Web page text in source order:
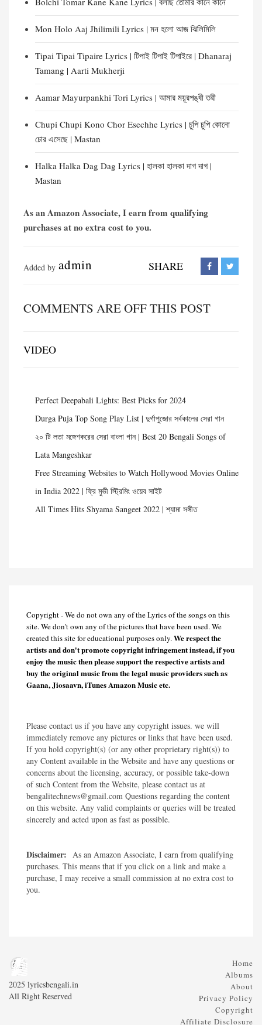
Mon Holo Aaj Jhilimili Lyrics | মন হলো আজ ঝিলিমিলি
Tipai Tipai Tipaire Lyrics | টিপাই টিপাই টিপাইরে | Dhanaraj
Tamang | Aarti Mukherji
Aamar Mayurpankhi Tori Lyrics | আমার ময়ূরপঙ্খী তরী
Chupi Chupi Kono Chor Esechhe Lyrics | চুপি চুপি কোনো
চোর এসেছে | Mastan
Halka Halka Dag Dag Lyrics | হালকা হালকা দাগ দাগ |
Mastan
As an Amazon Associate, I earn from qualifying
purchases at no extra cost to you.
Added by admin SHARE
COMMENTS ARE OFF THIS POST
VIDEO
Perfect Deepabali Lights: Best Picks for 2024
Durga Puja Top Song Play List | দুর্গাপুজোর সর্বকালের সেরা গান
২০ টি লতা মঙ্গেশকরের সেরা বাংলা গান | Best 20 Bengali Songs of
Lata Mangeshkar
Free Streaming Websites to Watch Hollywood Movies Online
in India 2022 | ফ্রি মুভী স্ট্রিমিং ওয়েব সাইট
All Times Hits Shyama Sangeet 2022 | শ্যামা সঙ্গীত
Copyright - We do not own any of the Lyrics of the songs on this
site. We don't own any of the pictures that have been used. We
created this site for educational purposes only.We respect the
artists and don't promote copyright infringement instead, if you
enjoy the music then please support the respective artists and
buy the original music from the legal music providers such as
Gaana, Jiosaavn, iTunes Amazon Music etc.
Please contact us if you have any copyright issues. we will
immediately remove any pictures or links that have been used.
If you hold copyright(s) (or any other proprietary right(s)) to
any Content available in the Website and have any questions or
concerns about the licensing, accuracy, or possible take-down
of such Content from the Website, please contact us at
bengalitechnews@gmail.com Questions regarding the content
on this website. Any valid complaints or queries will be treated
sincerely and acted upon as fast as possible.​
Disclaimer: As an Amazon Associate, I earn from qualifying
purchases. This means that if you click on a link and make a
purchase, I may receive a small commission at no extra cost to
you.
2025 lyricsbengali.in
All Right Reserved
Home
Albums
About
Privacy Policy
Copyright
Affiliate Disclosure